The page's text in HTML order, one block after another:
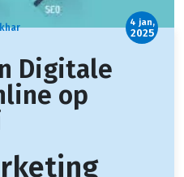
4 jan,
2025
Digitale
op